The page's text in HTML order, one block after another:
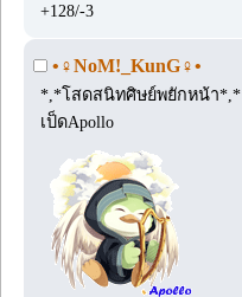
+128/-3
•♀NoM!_KunG♀•
*,*โสดสนิทศิษย์พยักหน้า*,*
เป็ดApollo